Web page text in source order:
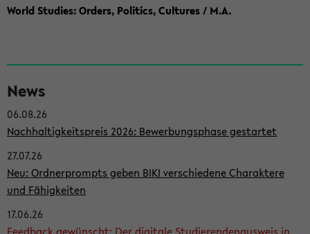
World Studies: Orders, Politics, Cultures / M.A.
e
i
t
e
n
l
News
06.08.26
Nachhaltigkeitspreis 2026: Bewerbungsphase gestartet
27.07.26
Neu: Ordnerprompts geben BIKI verschiedene Charaktere
und Fähigkeiten
17.06.26